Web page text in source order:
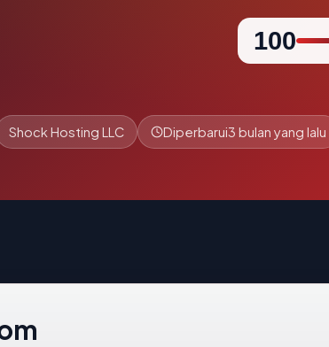
100
Shock Hosting LLC Diperbarui3 bulan yang lalu